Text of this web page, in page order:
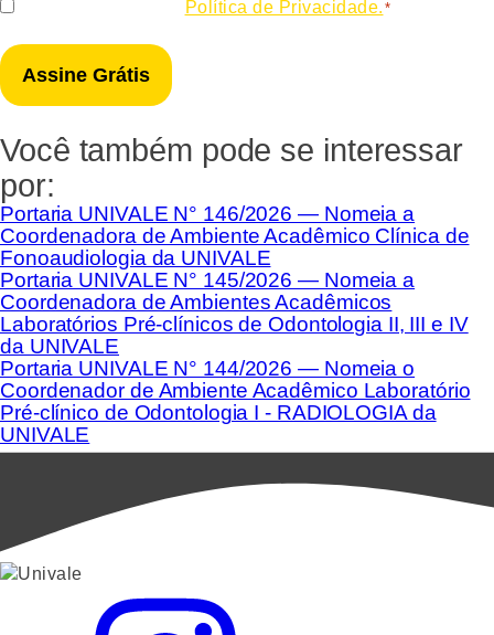
Consentir Política de Privacidade. *
Você também pode se interessar
por:
Portaria UNIVALE N° 146/2026 — Nomeia a
Coordenadora de Ambiente Acadêmico Clínica de
Fonoaudiologia da UNIVALE
Portaria UNIVALE N° 145/2026 — Nomeia a
Coordenadora de Ambientes Acadêmicos
Laboratórios Pré-clínicos de Odontologia II, III e IV
da UNIVALE
Portaria UNIVALE N° 144/2026 — Nomeia o
Coordenador de Ambiente Acadêmico Laboratório
Pré-clínico de Odontologia I - RADIOLOGIA da
UNIVALE